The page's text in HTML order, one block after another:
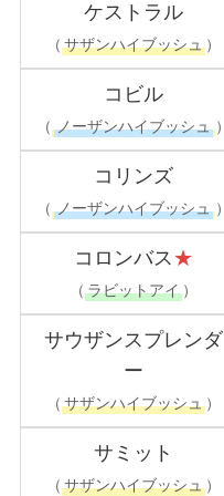
ケストラル
（ サザンハイブッシュ）
コビル
（ ノーザンハイブッシュ ）
コリンズ
（ ノーザンハイブッシュ ）
コロンバス★
（ ラビットアイ）
サウザンスプレンダ
ー
（ サザンハイブッシュ）
サミット
（ サザンハイブッシュ）